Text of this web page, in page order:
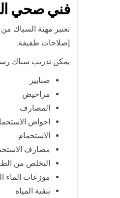
فني صحي
تعتبر مهنة السباك
إصلاحات طفيفة.
يمكن تدريب سباك
صنابير
مراحيض
المصارف
احواض
الاستحمام
مصارف
التخلص من
موزعات الماء
تنقية المياه